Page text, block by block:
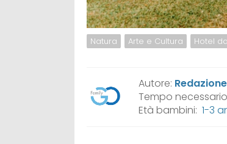
Natura Arte e Cultura Hotel
Autore: Redazione
Tempo
Età bambini: 1-3